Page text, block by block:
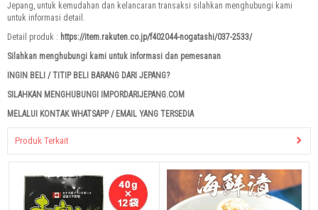
Jepang, untuk kemudahan dan kelancaran transaksi silahkan menghubungi kami
untuk informasi detail.
Detail produk : https://item.rakuten.co.jp/f402044-nogatashi/037-2533/
Silahkan menghubungi kami untuk informasi dan pemesanan
INGIN BELI / TITIP BELI BARANG DARI JEPANG?
SILAHKAN MENGHUBUNGI IMPORDARIJEPANG.COM
MELALUI KONTAK WHATSAPP / EMAIL YANG TERSEDIA
Produk Terkait